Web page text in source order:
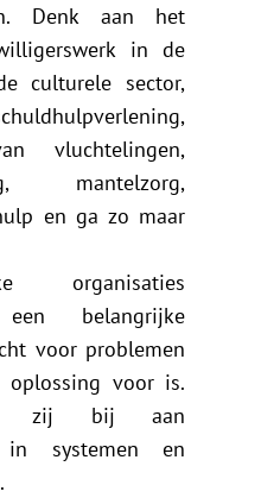
Denk aan het
in de
culturele sector,
vluchtelingen,
mantelzorg,
en ga zo maar
organisaties
belangrijke
voor problemen
oplossing voor is.
zij bij aan
in systemen en